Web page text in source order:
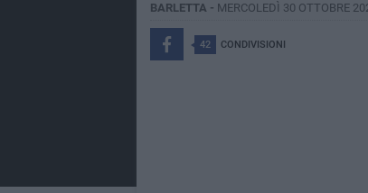
BARLETTA - MERCOLEDÌ 30 OTTOBRE
42 CONDIVISIONI